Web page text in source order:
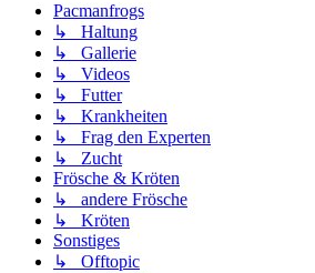
Pacmanfrogs
↳ Haltung
↳ Gallerie
↳ Videos
↳ Futter
↳ Krankheiten
↳ Frag den Experten
↳ Zucht
Frösche & Kröten
↳ andere Frösche
↳ Kröten
Sonstiges
↳ Offtopic